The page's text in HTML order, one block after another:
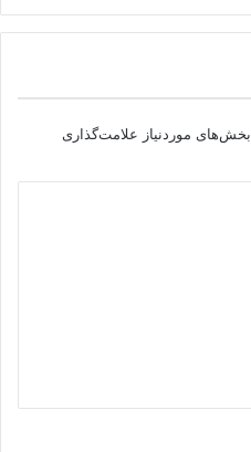
بخش‌های موردنیاز علامت‌گذاری